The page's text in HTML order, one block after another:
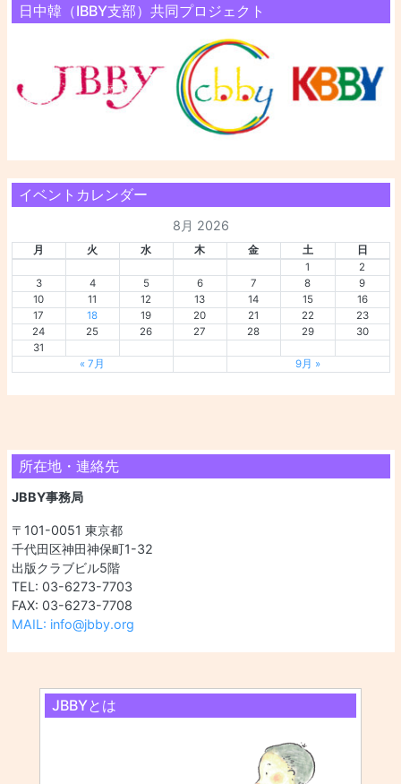
日中韓（IBBY支部）共同プロジェクト
イベントカレンダー
8月 2026
月 火 水 木 金 土
日
1
2
3
4 5 6 7 8
9
10
11 12 13 14 15
16
17
18 19 20 21 22
23
24
25 26 27 28 29
30
31
« 7月
9月 »
所在地・連絡先
JBBY事務局
〒101-0051 東京都
千代田区神田神保町1-32
出版クラブビル5階
TEL: 03-6273-7703
FAX: 03-6273-7708
MAIL: info@jbby.org
JBBYとは